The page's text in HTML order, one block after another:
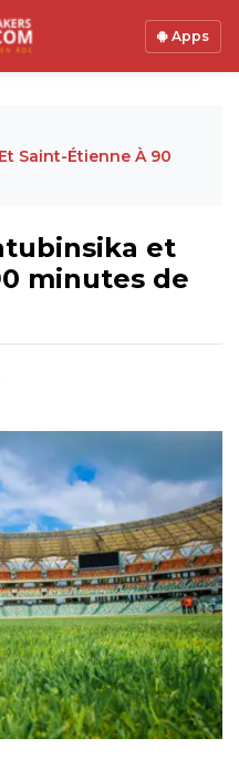
Apps
Saint-Étienne À 90
et
minutes de